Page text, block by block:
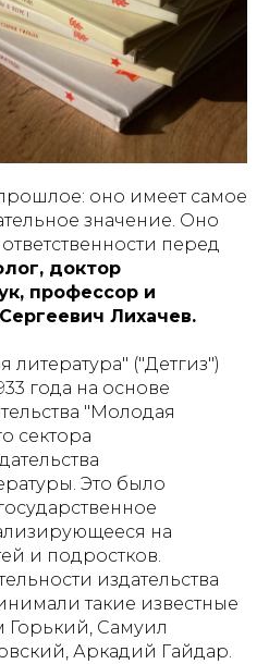
оно имеет самое
значение. Оно
перед
доктор
профессор и
Лихачев.
литература" ("Детгиз")
года на основе
"Молодая
сектора
Это было
на
и подростков.
издательства
такие известные
Горький, Самуил
Аркадий Гайдар.